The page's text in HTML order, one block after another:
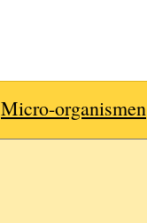
Micro-organismen